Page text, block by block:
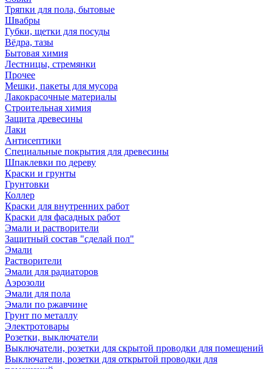
Тряпки для пола, бытовые
Швабры
Губки, щетки для посуды
Вёдра, тазы
Бытовая химия
Лестницы, стремянки
Прочее
Мешки, пакеты для мусора
Лакокрасочные материалы
Строительная химия
Защита древесины
Лаки
Антисептики
Специальные покрытия для древесины
Шпаклевки по дереву
Краски и грунты
Грунтовки
Коллер
Краски для внутренних работ
Краски для фасадных работ
Эмали и растворители
Защитный состав "сделай пол"
Эмали
Растворители
Эмали для радиаторов
Аэрозоли
Эмали для пола
Эмали по ржавчине
Грунт по металлу
Электротовары
Розетки, выключатели
Выключатели, розетки для скрытой проводки для помещений
Выключатели, розетки для открытой проводки для